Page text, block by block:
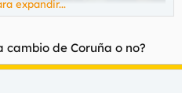
expandir...
de Coruña o no?